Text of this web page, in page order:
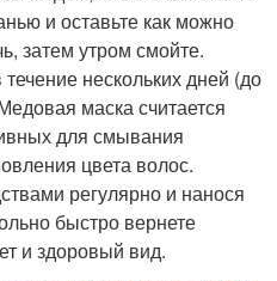
и оставьте как можно
затем утром смойте.
нескольких дней (до
маска считается
для смывания
цвета волос.
регулярно и нанося
быстро вернете
и здоровый вид.